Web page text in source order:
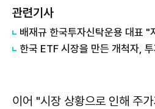
관련기사
한국 ETF 시장을 만든 개척자,
이어 "시장 상황으로 인해 주